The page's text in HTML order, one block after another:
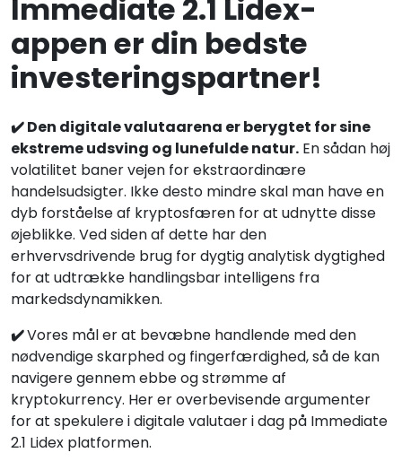
Immediate 2.1 Lidex-
appen er din bedste
investeringspartner!
✔️ Den digitale valutaarena er berygtet for sine
ekstreme udsving og lunefulde natur. En sådan høj
volatilitet baner vejen for ekstraordinære
handelsudsigter. Ikke desto mindre skal man have en
dyb forståelse af kryptosfæren for at udnytte disse
øjeblikke. Ved siden af dette har den
erhvervsdrivende brug for dygtig analytisk dygtighed
for at udtrække handlingsbar intelligens fra
markedsdynamikken.
✔️Vores mål er at bevæbne handlende med den
nødvendige skarphed og fingerfærdighed, så de kan
navigere gennem ebbe og strømme af
kryptokurrency. Her er overbevisende argumenter
for at spekulere i digitale valutaer i dag på Immediate
2.1 Lidex platformen.